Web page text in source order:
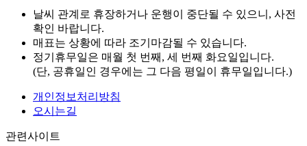
날씨 관계로 휴장하거나 운행이 중단될 수 있으니, 사전
확인 바랍니다.
매표는 상황에 따라 조기마감될 수 있습니다.
정기휴무일은 매월 첫 번째, 세 번째 화요일입니다.
(단, 공휴일인 경우에는 그 다음 평일이 휴무일입니다.)
개인정보처리방침
오시는길
관련사이트